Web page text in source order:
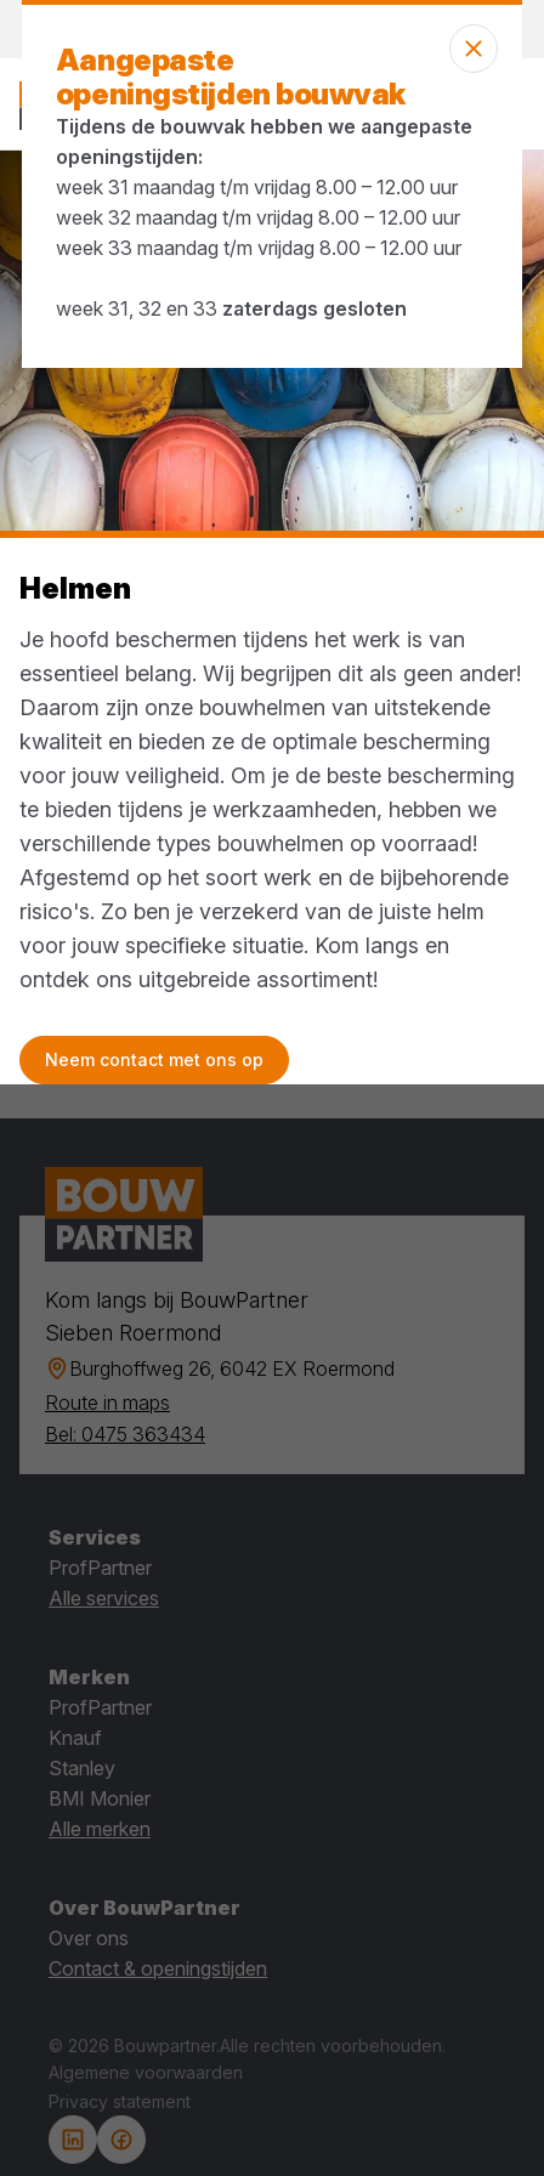
Helmen
Je hoofd beschermen tijdens het werk is van
essentieel belang. Wij begrijpen dit als geen ander!
Daarom zijn onze bouwhelmen van uitstekende
kwaliteit en bieden ze de optimale bescherming
voor jouw veiligheid. Om je de beste bescherming
te bieden tijdens je werkzaamheden, hebben we
verschillende types bouwhelmen op voorraad!
Afgestemd op het soort werk en de bijbehorende
risico's. Zo ben je verzekerd van de juiste helm
voor jouw specifieke situatie. Kom langs en
ontdek ons uitgebreide assortiment!
Neem contact met ons op
Aangepaste
openingstijden bouwvak
Tijdens de bouwvak hebben we aangepaste
openingstijden:
week 31 maandag t/m vrijdag 8.00 – 12.00 uur
week 32 maandag t/m vrijdag 8.00 – 12.00 uur
week 33 maandag t/m vrijdag 8.00 – 12.00 uur
week 31, 32 en 33 zaterdags gesloten
Kom langs bij BouwPartner
Sieben Roermond
Burghoffweg 26, 6042 EX Roermond
Route in maps
Bel: 0475 363434
Services
ProfPartner
Alle services
Merken
ProfPartner
Knauf
Stanley
BMI Monier
Alle merken
Over BouwPartner
Over ons
Contact & openingstijden
© 2026 Bouwpartner.Alle rechten voorbehouden.
Algemene voorwaarden
Privacy statement